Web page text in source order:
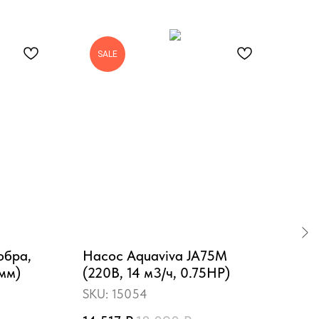
SALE
Насос Aquaviva JA75M
(220В, 14 м3/ч, 0.75HP)
SKU: 15054